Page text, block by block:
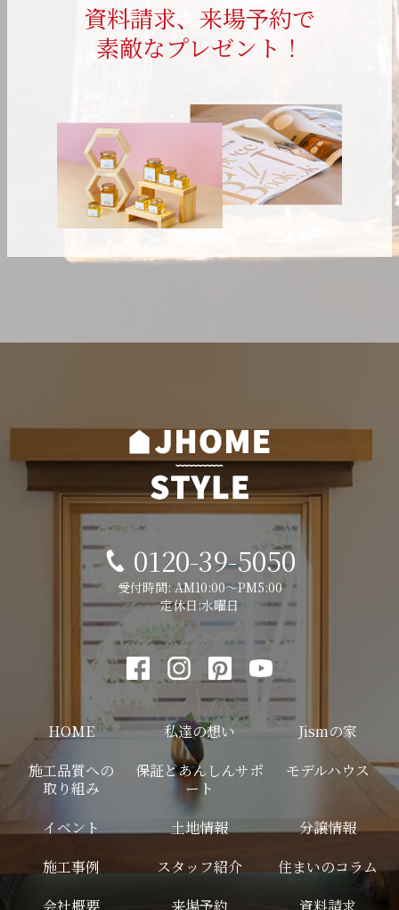
資料請求、来場予約で
素敵なプレゼント！
0120-39-5050
受付時間: AM10:00～PM5:00
定休日:水曜日
HOME 私達の想い
Jismの家
施工品質への
取り組み
保証とあんしんサポ
ート
モデルハウス
イベント 土地情報
分譲情報
施工事例
スタッフ紹介
住まいのコラム
会社概要
来場予約 資料請求